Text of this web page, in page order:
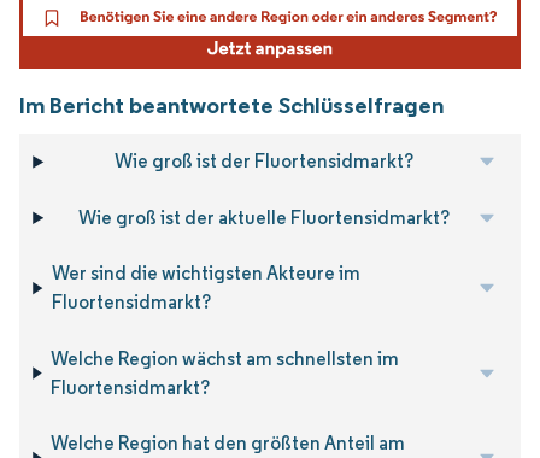
Im Bericht beantwortete Schlüsselfragen
Wie groß ist der Fluortensidmarkt?
Wie groß ist der aktuelle Fluortensidmarkt?
Wer sind die wichtigsten Akteure im
Fluortensidmarkt?
Welche Region wächst am schnellsten im
Fluortensidmarkt?
Welche Region hat den größten Anteil am